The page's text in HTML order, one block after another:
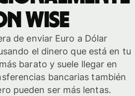
Wise
de enviar Euro a Dólar
el dinero que está en tu
barato y suele llegar en
bancarias también
pueden ser más lentas.